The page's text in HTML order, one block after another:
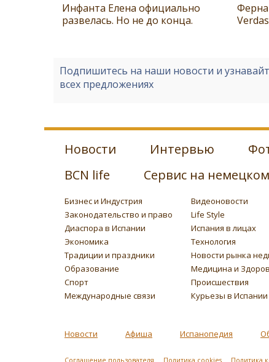
Инфанта Елена официально
развелась. Но не до конца.
Подпишитесь на наши новости и
всех предложениях
Новости Интервью
BCN life
Сервис на немецком
Бизнес и Индустрия Видеоновости
Законодательство и право
Life Style
Диаспора в Испании
Испания в лицах
Экономика
Технология
Традиции и праздники
Новости рынка
Образование
Медицина и
Спорт
Происшествия
Международные связи
Курьезы в Испании
Новости Афиша Испанопедия
Соглашение пользователя Политика cookies Политика